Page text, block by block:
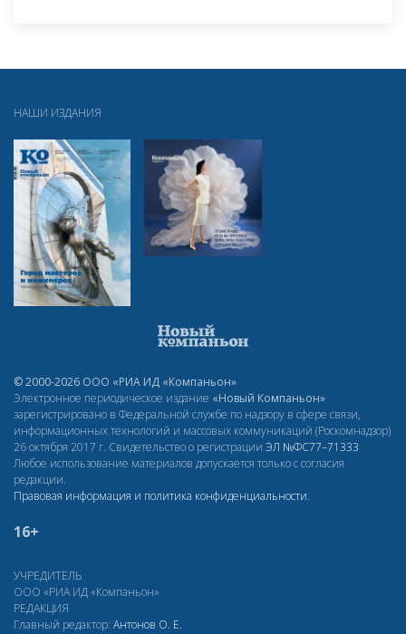
НАШИ ИЗДАНИЯ
© 2000-2026 ООО «РИА ИД «Компаньон»
Электронное периодическое издание «Новый Компаньон»
зарегистрировано в Федеральной службе по надзору в сфере связи,
информационных технологий и массовых коммуникаций (Роскомнадзор)
26 октября 2017 г. Свидетельство о регистрации ЭЛ №ФС77–71333
Любое использование материалов допускается только с согласия
редакции.
Правовая информация и политика конфиденциальности.
16+
УЧРЕДИТЕЛЬ
ООО «РИА ИД «Компаньон»
РЕДАКЦИЯ
Главный редактор: Антонов О. Е.